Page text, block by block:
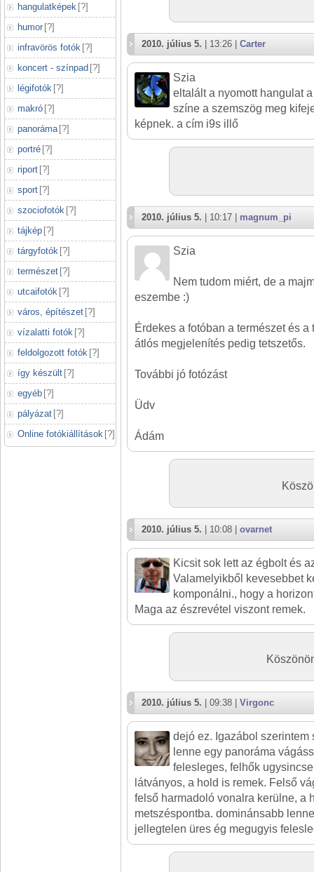
hangulatképek [?]
humor [?]
infravörös fotók [?]
koncert - színpad [?]
légifotók [?]
makró [?]
panoráma [?]
portré [?]
riport [?]
sport [?]
szociofotók [?]
tájkép [?]
tárgyfotók [?]
természet [?]
utcaifotók [?]
város, építészet [?]
vízalatti fotók [?]
feldolgozott fotók [?]
így készült [?]
egyéb [?]
pályázat [?]
Online fotókiállítások [?]
2010. július 5. | 13:26 | Carter
Szia
eltalált a nyomott hangulat
színe a szemszög meg
képnek. a cím i9s illő
2010. július 5. | 10:17 | magnum_pi
Szia
Nem tudom miért, de a
eszembe :)
Érdekes a fotóban a természet és
átlós megjelenítés pedig tetszetős.
További jó fotózást
Üdv
Ádám
2010. július 5. | 10:08 | ovarnet
Kicsit sok lett az égbolt és
Valamelyikből kevesebbet
komponálni., hogy a
Maga az észrevétel viszont remek.
2010. július 5. | 09:38 | Virgonc
dejó ez. Igazábol szerintem
lenne egy panoráma
felesleges, felhők
látványos, a hold is remek. Felső
felső harmadoló vonalra kerülne, a
metszéspontba. dominánsabb
jellegtelen üres ég megugyis